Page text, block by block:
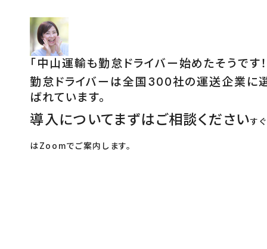
「中山運輸も勤怠ドライバー始めたそうです！
勤怠ドライバーは全国300社の運送企業に
ばれています。
導入についてまずはご相談くださいす
はZoomでご案内します。